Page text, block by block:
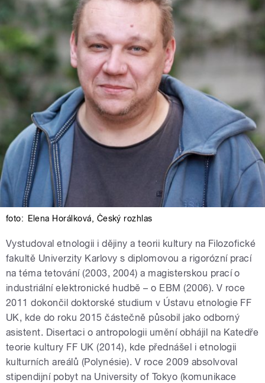
foto: Elena Horálková, Český rozhlas
Vystudoval etnologii i dějiny a teorii kultury na Filozofické
fakultě Univerzity Karlovy s diplomovou a rigorózní prací
na téma tetování (2003, 2004) a magisterskou prací o
industriální elektronické hudbě – o EBM (2006). V roce
2011 dokončil doktorské studium v Ústavu etnologie FF
UK, kde do roku 2015 částečně působil jako odborný
asistent. Disertaci o antropologii umění obhájil na Katedře
teorie kultury FF UK (2014), kde přednášel i etnologii
kulturních areálů (Polynésie). V roce 2009 absolvoval
stipendijní pobyt na University of Tokyo (komunikace